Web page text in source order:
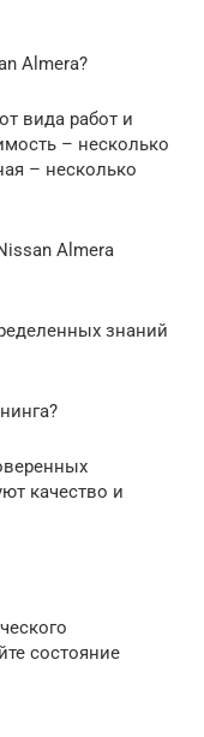
Almera?
вида работ и
– несколько
– несколько
Almera
знаний
качество и
состояние